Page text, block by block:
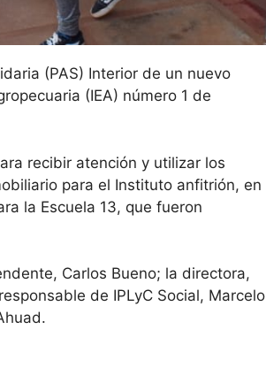
(PAS) Interior de un nuevo
(IEA) número 1 de
recibir atención y utilizar los
para el Instituto anfitrión, en
la Escuela 13, que fueron
Carlos Bueno; la directora,
de IPLyC Social, Marcelo